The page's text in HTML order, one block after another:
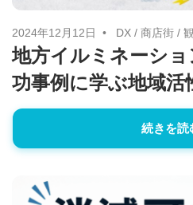
2024年12月12日 DX/ 商店街/
地方イルミネーシ
功事例に学ぶ地域活
続きを読